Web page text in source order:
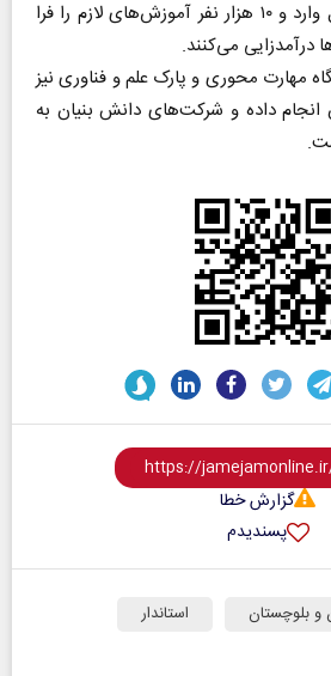
در حوزه اقتصاد دیجیتال وارد و ۱۰ هزار نفر آموزش‌های لازم را فرا
درآمدزایی می‌کنند.
مهارت محوری و پارک علم و فناوری نیز
انجام داده و شرکت‌های دانش بنیان به
گزارش خطا
پسندیدم
و بلوچستان
استاندار